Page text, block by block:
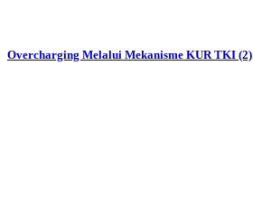
Overcharging Melalui Mekanisme KUR TKI (2)